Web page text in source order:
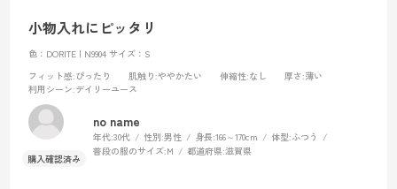
小物入れにピッタリ
色：DORITE | N9904 サイズ：S
フィット感:ぴったり 肌触り :ややかたい 伸縮性:なし 厚さ:薄い
利用シーン:デイリーユース
no name
年代:30代 性別:男性 身長:166～170cm 体型:ふつう
普段の服のサイズ:M 都道府県:滋賀県